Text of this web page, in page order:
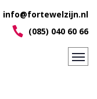
info@fortewelzijn.nl
(085) 040 60 66